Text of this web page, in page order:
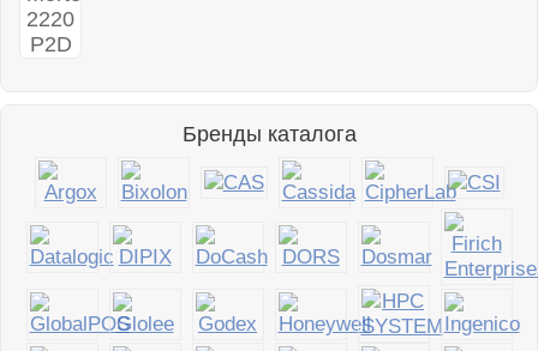
Бренды каталога